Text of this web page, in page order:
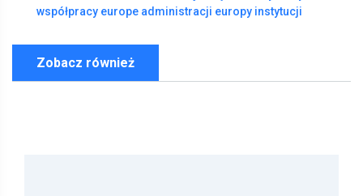
współpracy europe administracji europy instytucji
Zobacz również